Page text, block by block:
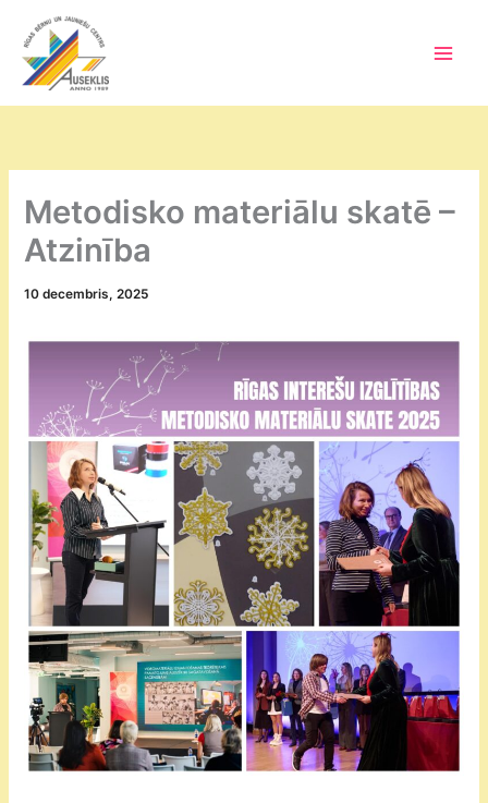
content
Metodisko materiālu skatē –
Atzinība
10 decembris, 2025